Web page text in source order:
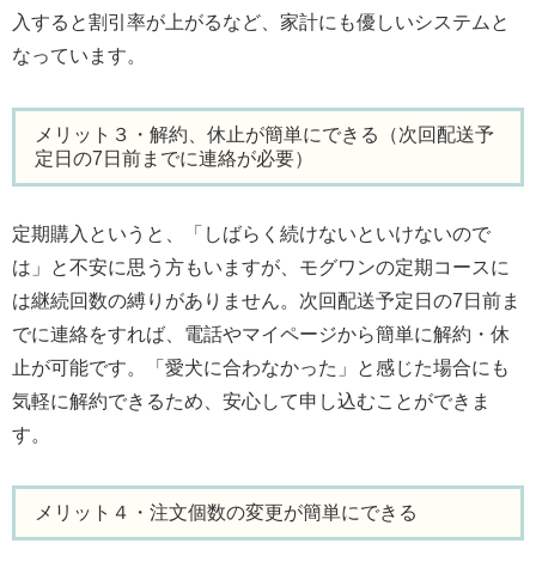
入すると割引率が上がるなど、家計にも優しいシステムと
なっています。
メリット３・解約、休止が簡単にできる（次回配送予
定日の7日前までに連絡が必要）
定期購入というと、「しばらく続けないといけないので
は」と不安に思う方もいますが、モグワンの定期コースに
は継続回数の縛りがありません。次回配送予定日の7日前ま
でに連絡をすれば、電話やマイページから簡単に解約・休
止が可能です。「愛犬に合わなかった」と感じた場合にも
気軽に解約できるため、安心して申し込むことができま
す。
メリット４・注文個数の変更が簡単にできる